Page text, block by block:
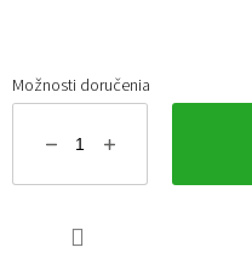
Možnosti doručenia